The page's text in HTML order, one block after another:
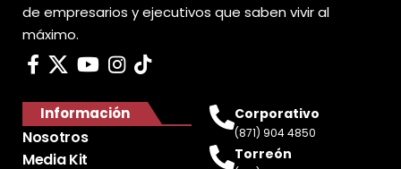
de empresarios y ejecutivos que saben vivir al
máximo.
Información
Nosotros
Media Kit
Corporativo
(871) 904 4850
Torreón